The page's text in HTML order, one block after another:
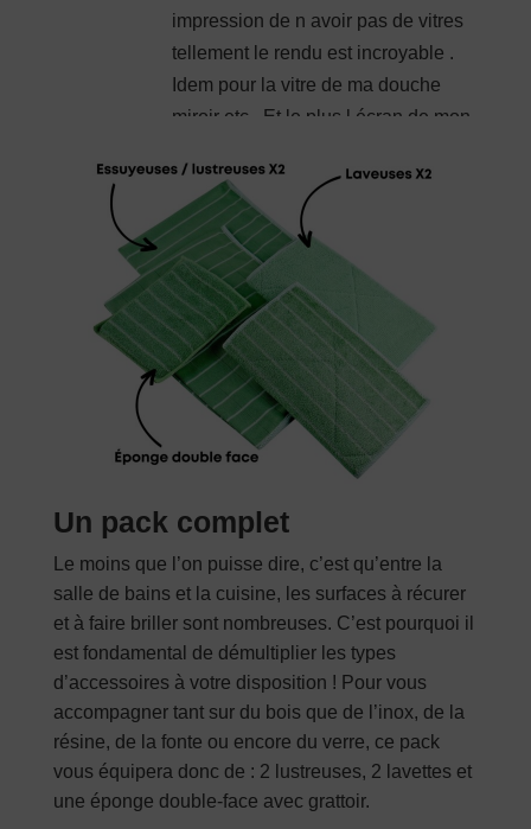
impression de n avoir pas de vitres
tellement le rendu est incroyable .
Idem pour la vitre de ma douche
miroir etc . Et le plus l écran de mon
foncez fabrication française en
haute Savoie et petit message du
vendeur très sympathique.
Note5
sur
5
Delarue–
2 octobre 2021
Vra magique simplifie la vie
encore merci
Bjr juste pour vous conseiller
vraiment magique simplifie ma vie
Note5 sur
5JL du Nord–
28 septembre 2021
Efficace et gain de temps
Super pour les vitres et la plaque
vitrocéramique
Un pack complet
Le moins que l’on puisse dire, c’est qu’entre la
salle de bains et la cuisine, les surfaces à récurer
et à faire briller sont nombreuses. C’est pourquoi il
est fondamental de démultiplier les types
d’accessoires à votre disposition ! Pour vous
accompagner tant sur du bois que de l’inox, de la
résine, de la fonte ou encore du verre, ce pack
vous équipera donc de : 2 lustreuses, 2 lavettes et
une éponge double-face avec grattoir.